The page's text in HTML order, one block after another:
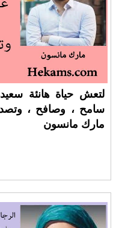
لتعش حياة هانئة
سامح ، وصافح ،
مارك مانسون